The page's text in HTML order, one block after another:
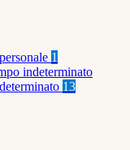
1
indeterminato
13